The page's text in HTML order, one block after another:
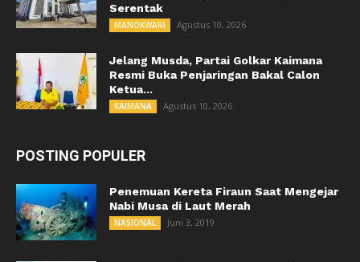
Serentak
MANOKWARI Agustus 10, 2026
Jelang Musda, Partai Golkar Kaimana
Resmi Buka Penjaringan Bakal Calon
Ketua...
KAIMANA Agustus 10, 2026
POSTING POPULER
Penemuan Kereta Firaun Saat Mengejar
Nabi Musa di Laut Merah
NASIONAL Juni 3, 2019